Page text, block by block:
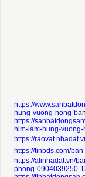
https://
hung-vuong-hong-
https://
him-lam-hung-
https://
https://tinbds.com/
https://alinhadat.vn/
phong-0904039250-